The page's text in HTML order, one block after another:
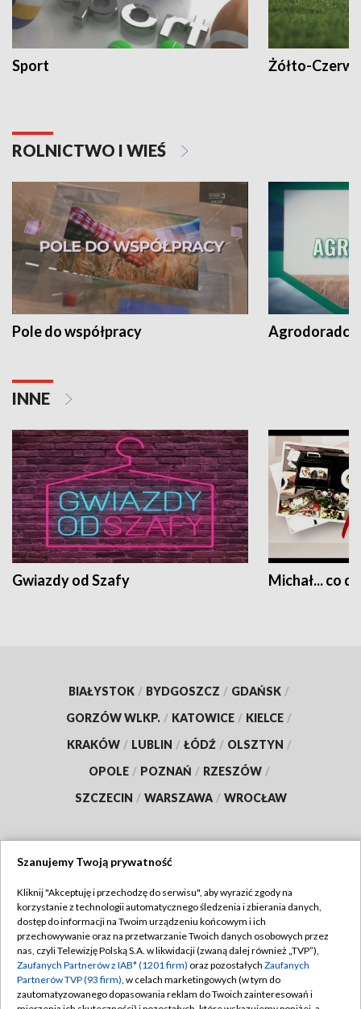
Sport Żółto-
ROLNICTWO I WIEŚ
Pole do współpracy Agrodoradcy
INNE
Gwiazdy od Szafy Michał... co
BIAŁYSTOK / BYDGOSZCZ / GDAŃSK /
GORZÓW WLKP. / KATOWICE / KIELCE /
KRAKÓW / LUBLIN / ŁÓDŹ / OLSZTYN /
OPOLE / POZNAŃ / RZESZÓW /
SZCZECIN / WARSZAWA / WROCŁAW
TVP
Abonament TVP
Emisja w TVP
Centrum informacji TVP
Regulamin TVP
Polityka prywatności
Moje zgody
Szanujemy Twoją prywatność
Kliknij "Akceptuję i przechodzę do serwisu", aby wyrazić zgody na
korzystanie z technologii automatycznego śledzenia i zbierania danych,
dostęp do informacji na Twoim urządzeniu końcowym i ich
przechowywanie oraz na przetwarzanie Twoich danych osobowych przez
nas, czyli Telewizję Polską S.A. w likwidacji (zwaną dalej również „TVP”),
Zaufanych Partnerów z IAB* (1201 firm) oraz pozostałych Zaufanych
Partnerów TVP (93 firm), w celach marketingowych (w tym do
zautomatyzowanego dopasowania reklam do Twoich zainteresowań i